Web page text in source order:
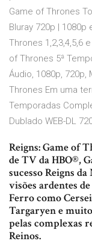
Game of Thrones
Bluray 720p |
Thrones 1,2,3,4,5,6
of Thrones 5ª
Áudio, 1080p, 720p,
Thrones Em uma
Temporadas
Dublado WEB-DL
Reigns: Game of
de TV da HBO®,
sucesso Reigns
visões ardentes
Ferro como
Targaryen e
pelas complexas
Reinos.